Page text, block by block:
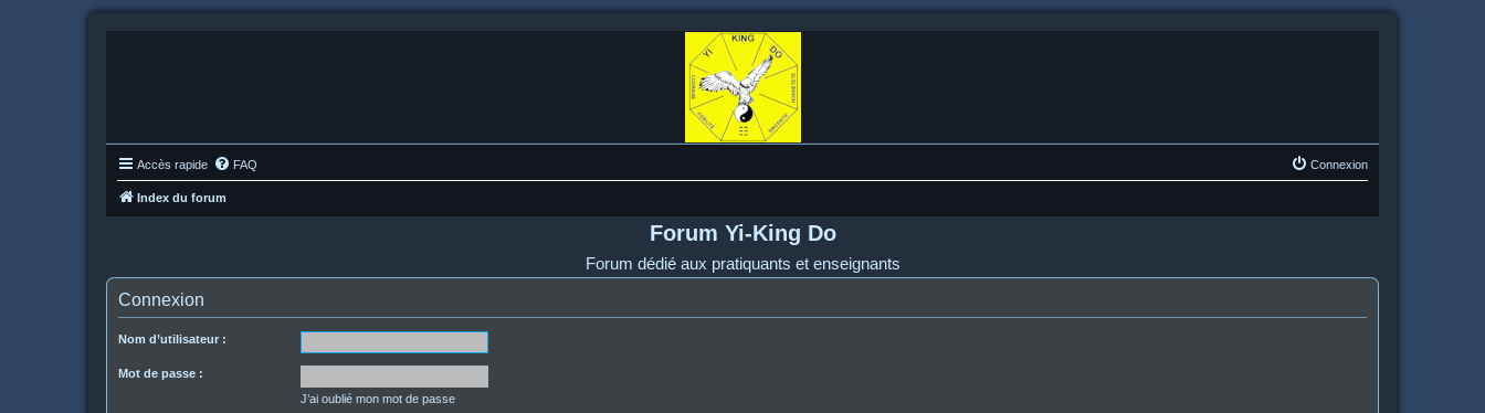
Accès rapide FAQ Connexion
Index du forum
Forum Yi-King Do
Forum dédié aux pratiquants et enseignants
Connexion
Nom d’utilisateur :
Mot de passe :
J’ai oublié mon mot de passe